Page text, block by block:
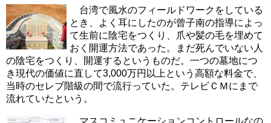
台湾で風水のフィールドワークをしている
とき、よく耳にしたのが曾子南の指導によっ
て生前に陰宅をつくり、爪や髪の毛を埋めて
おく開運方法であった。まだ死んでいない人
の陰宅をつくり、開運するというものだ。一つの墓地につ
き現代の価値に直して3,000万円以上という高額な料金で、
当時のセレブ階級の間で流行っていた。テレビＣＭにまで
流れていたという。
マスコミュニケーションコントロールなの